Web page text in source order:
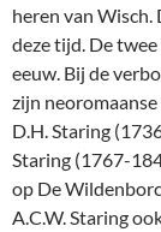
heren van
deze tijd. De
eeuw. Bij de
zijn
D.H. Staring
Staring (1767-
op De
A.C.W. Staring